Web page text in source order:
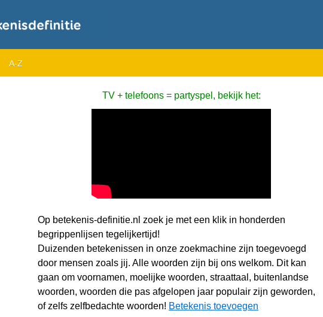
A-Z
TV + telefoons = partyspel, bekijk het:
Op betekenis-definitie.nl zoek je met een klik in honderden
begrippenlijsen tegelijkertijd!
Duizenden betekenissen in onze zoekmachine zijn toegevoegd
door mensen zoals jij. Alle woorden zijn bij ons welkom. Dit kan
gaan om voornamen, moelijke woorden, straattaal, buitenlandse
woorden, woorden die pas afgelopen jaar populair zijn geworden,
of zelfs zelfbedachte woorden! Betekenis toevoegen